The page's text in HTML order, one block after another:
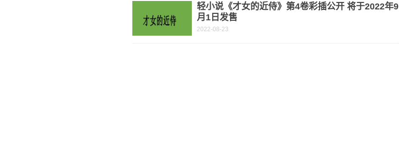
轻小说《才女的近侍》第4卷彩插公开 将于2022年9
月1日发售
2022-08-23